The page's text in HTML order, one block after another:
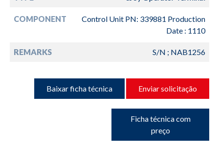
COMPONENT
Control Unit PN: 339881 Production
Date : 1110
REMARKS S/N ; NAB1256
Baixar ficha técnica Enviar solicitação
Ficha técnica com
preço